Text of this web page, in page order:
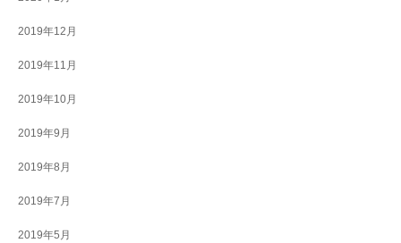
2019年12月
2019年11月
2019年10月
2019年9月
2019年8月
2019年7月
2019年5月